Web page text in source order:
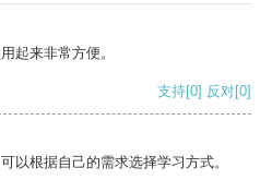
起来非常方便。
支持[0] 反对[0]
以根据自己的需求选择学习方式。